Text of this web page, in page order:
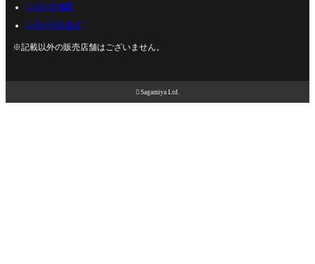
U-BASE相模
U-BASE海老名
※記載以外の販売店舗はございません。
 Sagamiya Ltd.